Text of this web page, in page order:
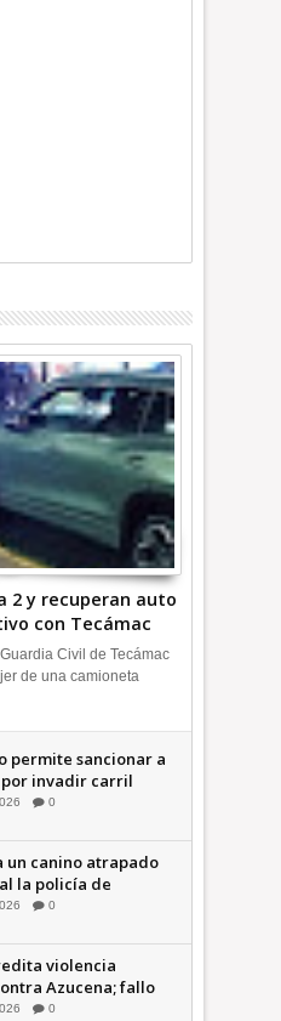
2 y recuperan auto
con Tecámac
Civil de Tecámac
de una camioneta
permite sancionar a
invadir carril
Ecatepec +Video |
0
un canino atrapado
la policía de
0
violencia
Azucena; fallo
sucia: Octavio
0